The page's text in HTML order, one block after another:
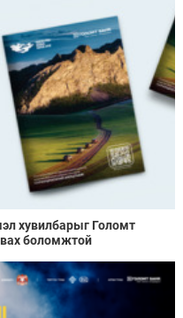
хувилбарыг Голомт
боломжтой